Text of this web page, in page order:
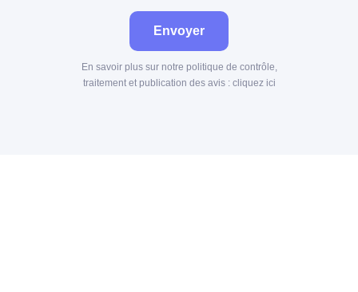
Envoyer
En savoir plus sur notre politique de contrôle,
traitement et publication des avis : cliquez ici